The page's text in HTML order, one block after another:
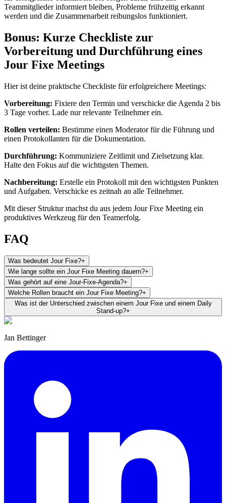
Teammitglieder informiert bleiben, Probleme frühzeitig erkannt
werden und die Zusammenarbeit reibungslos funktioniert.
Bonus: Kurze Checkliste zur
Vorbereitung und Durchführung eines
Jour Fixe Meetings
Hier ist deine praktische Checkliste für erfolgreichere Meetings:
Vorbereitung: Fixiere den Termin und verschicke die Agenda 2 bis
3 Tage vorher. Lade nur relevante Teilnehmer ein.
Rollen verteilen: Bestimme einen Moderator für die Führung und
einen Protokollanten für die Dokumentation.
Durchführung: Kommuniziere Zeitlimit und Zielsetzung klar.
Halte den Fokus auf die wichtigsten Themen.
Nachbereitung: Erstelle ein Protokoll mit den wichtigsten Punkten
und Aufgaben. Verschicke es zeitnah an alle Teilnehmer.
Mit dieser Struktur machst du aus jedem Jour Fixe Meeting ein
produktives Werkzeug für den Teamerfolg.
FAQ
Was bedeutet Jour Fixe?+
Wie lange sollte ein Jour Fixe Meeting dauern?+
Was gehört auf eine Jour-Fixe-Agenda?+
Welche Rollen braucht ein Jour Fixe Meeting?+
Was ist der Unterschied zwischen einem Jour Fixe und einem Daily
Stand-up?+
Jan Bettinger